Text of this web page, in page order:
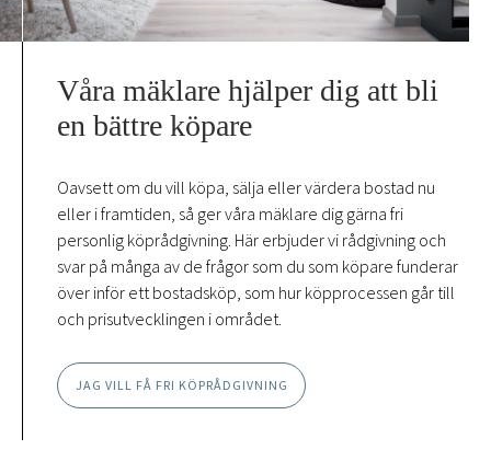
Våra mäklare hjälper dig att bli
en bättre köpare
Oavsett om du vill köpa, sälja eller värdera bostad nu
eller i framtiden, så ger våra mäklare dig gärna fri
personlig köprådgivning. Här erbjuder vi rådgivning och
svar på många av de frågor som du som köpare funderar
över inför ett bostadsköp, som hur köpprocessen går till
och prisutvecklingen i området.
JAG VILL FÅ FRI KÖPRÅDGIVNING